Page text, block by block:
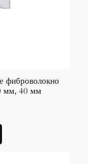
фиброволокно
мм, 40 мм